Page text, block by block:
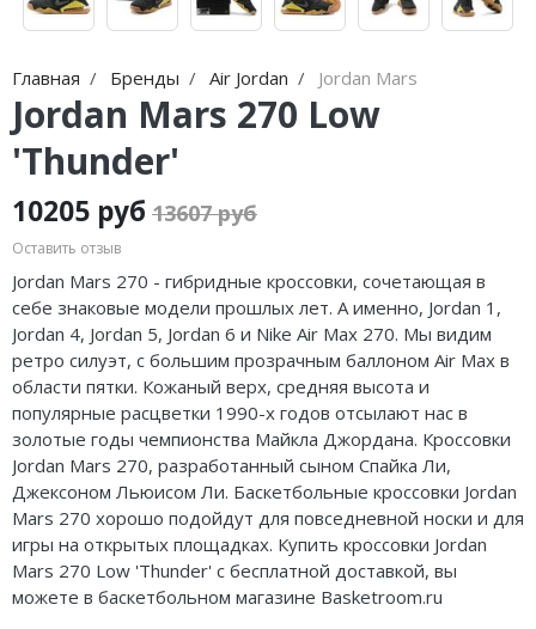
Главная Бренды Air Jordan Jordan Mars
Jordan Mars 270 Low
'Thunder'
10205 руб 13607 руб
Оставить отзыв
Jordan Mars 270 - гибридные кроссовки, сочетающая в
себе знаковые модели прошлых лет. А именно, Jordan 1,
Jordan 4, Jordan 5, Jordan 6 и Nike Air Max 270. Мы видим
ретро силуэт, с большим прозрачным баллоном Air Max в
области пятки. Кожаный верх, средняя высота и
популярные расцветки 1990-х годов отсылают нас в
золотые годы чемпионства Майкла Джордана. Кроссовки
Jordan Mars 270, разработанный сыном Спайка Ли,
Джексоном Льюисом Ли. Баскетбольные кроссовки Jordan
Mars 270 хорошо подойдут для повседневной носки и для
игры на открытых площадках. Купить кроссовки Jordan
Mars 270 Low 'Thunder' с бесплатной доставкой, вы
можете в баскетбольном магазине Basketroom.ru
Nike Shox
Nike Blazer
Nike P-6000
Nike Initiator
Nike Pegasus
Nike Precision
Nike Hyperdunk
Nike Hyperset
Nike Cosmic Unity
Nike Air Deldon
Nike Sabrina
adidas Gazelle
adidas Handball
adidas Adistar
adidas adiFOM
adidas Adizero
adidas Harden
adidas Dame
adidas AE
Adidas Yeezy Boost 350 V2